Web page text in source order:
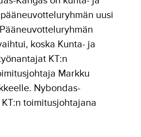
uusi
koska Kunta- ja
KT:n
Markku
Nybondas-
toimitusjohtajana